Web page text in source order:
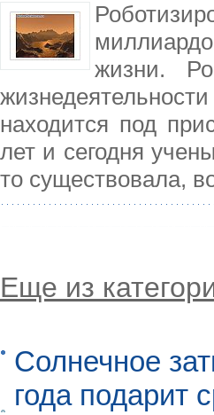
жизни.
находится под
лет и сегодня
то существовала,
Еще из
Солнечное
года подарит